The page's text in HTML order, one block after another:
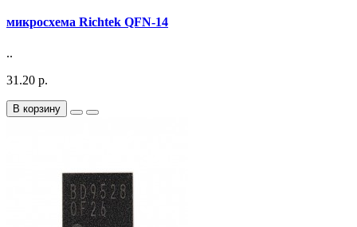
микросхема Richtek QFN-14
..
31.20 р.
В корзину